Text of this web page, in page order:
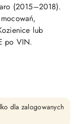
(2015–2018).
lub
po VIN.
dla zalogowanych